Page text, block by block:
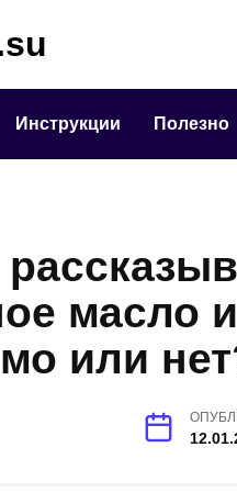
Инструкции Полезно
масло
или